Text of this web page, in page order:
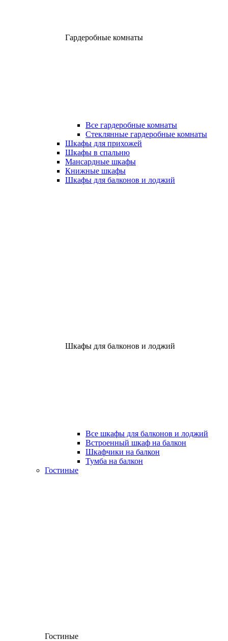
Гардеробные комнаты
Все гардеробные комнаты
Стеклянные гардеробные комнаты
Шкафы для прихожей
Шкафы в спальню
Мансардные шкафы
Книжные шкафы
Шкафы для балконов и лоджий
Шкафы для балконов и лоджий
Все шкафы для балконов и лоджий
Встроенный шкаф на балкон
Шкафчики на балкон
Тумба на балкон
Гостиные
Гостиные